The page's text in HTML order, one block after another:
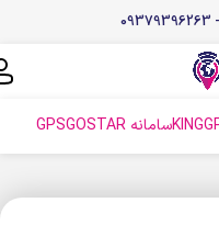
سامانه GPSGOSTAR